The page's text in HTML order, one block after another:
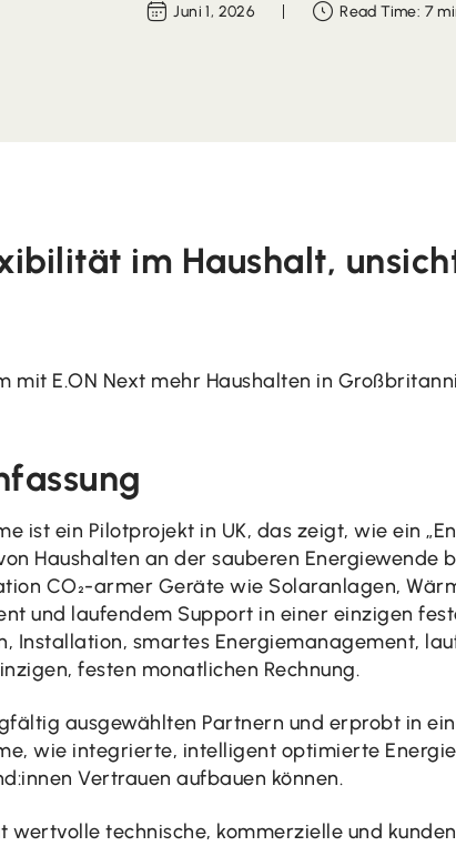
Juni 1, 2026 Read Time: 7
im Haushalt,
mit E.ON Next mehr Haushalten in
ist ein Pilotprojekt in UK, das zeigt, wie ein
Haushalten an der sauberen Energiewende
CO₂-armer Geräte wie Solaranlagen,
und laufendem Support in einer einzigen
Installation, smartes Energiemanagement,
festen monatlichen Rechnung.
ausgewählten Partnern und erprobt in
wie integrierte, intelligent optimierte
Vertrauen aufbauen können.
wertvolle technische, kommerzielle und